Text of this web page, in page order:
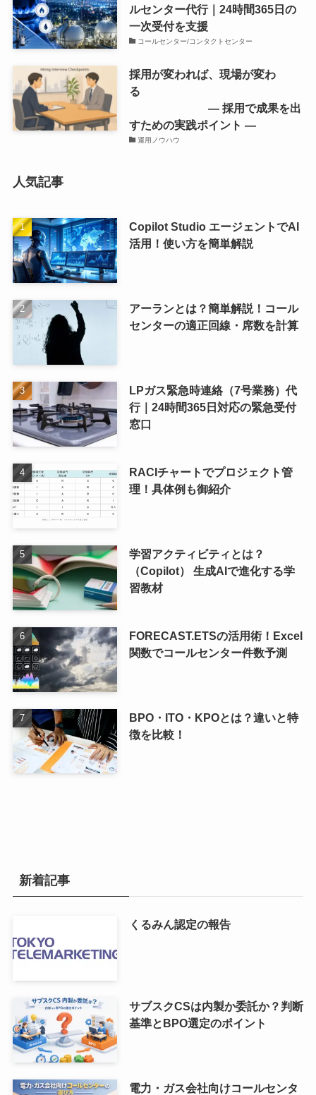
ルセンター代行｜24時間365日の
一次受付を支援
コールセンター/コンタクトセンター
採用が変われば、現場が変わ
る
― 採用で成果を出
すための実践ポイント ―
運用ノウハウ
人気記事
Copilot Studio エージェントでAI
活用！使い方を簡単解説
アーランとは？簡単解説！コール
センターの適正回線・席数を計算
LPガス緊急時連絡（7号業務）代
行｜24時間365日対応の緊急受付
窓口
RACIチャートでプロジェクト管
理！具体例も御紹介
学習アクティビティとは？
（Copilot） 生成AIで進化する学
習教材
FORECAST.ETSの活用術！Excel
関数でコールセンター件数予測
BPO・ITO・KPOとは？違いと特
徴を比較！
新着記事
くるみん認定の報告
サブスクCSは内製か委託か？判断
基準とBPO選定のポイント
電力・ガス会社向けコールセンタ